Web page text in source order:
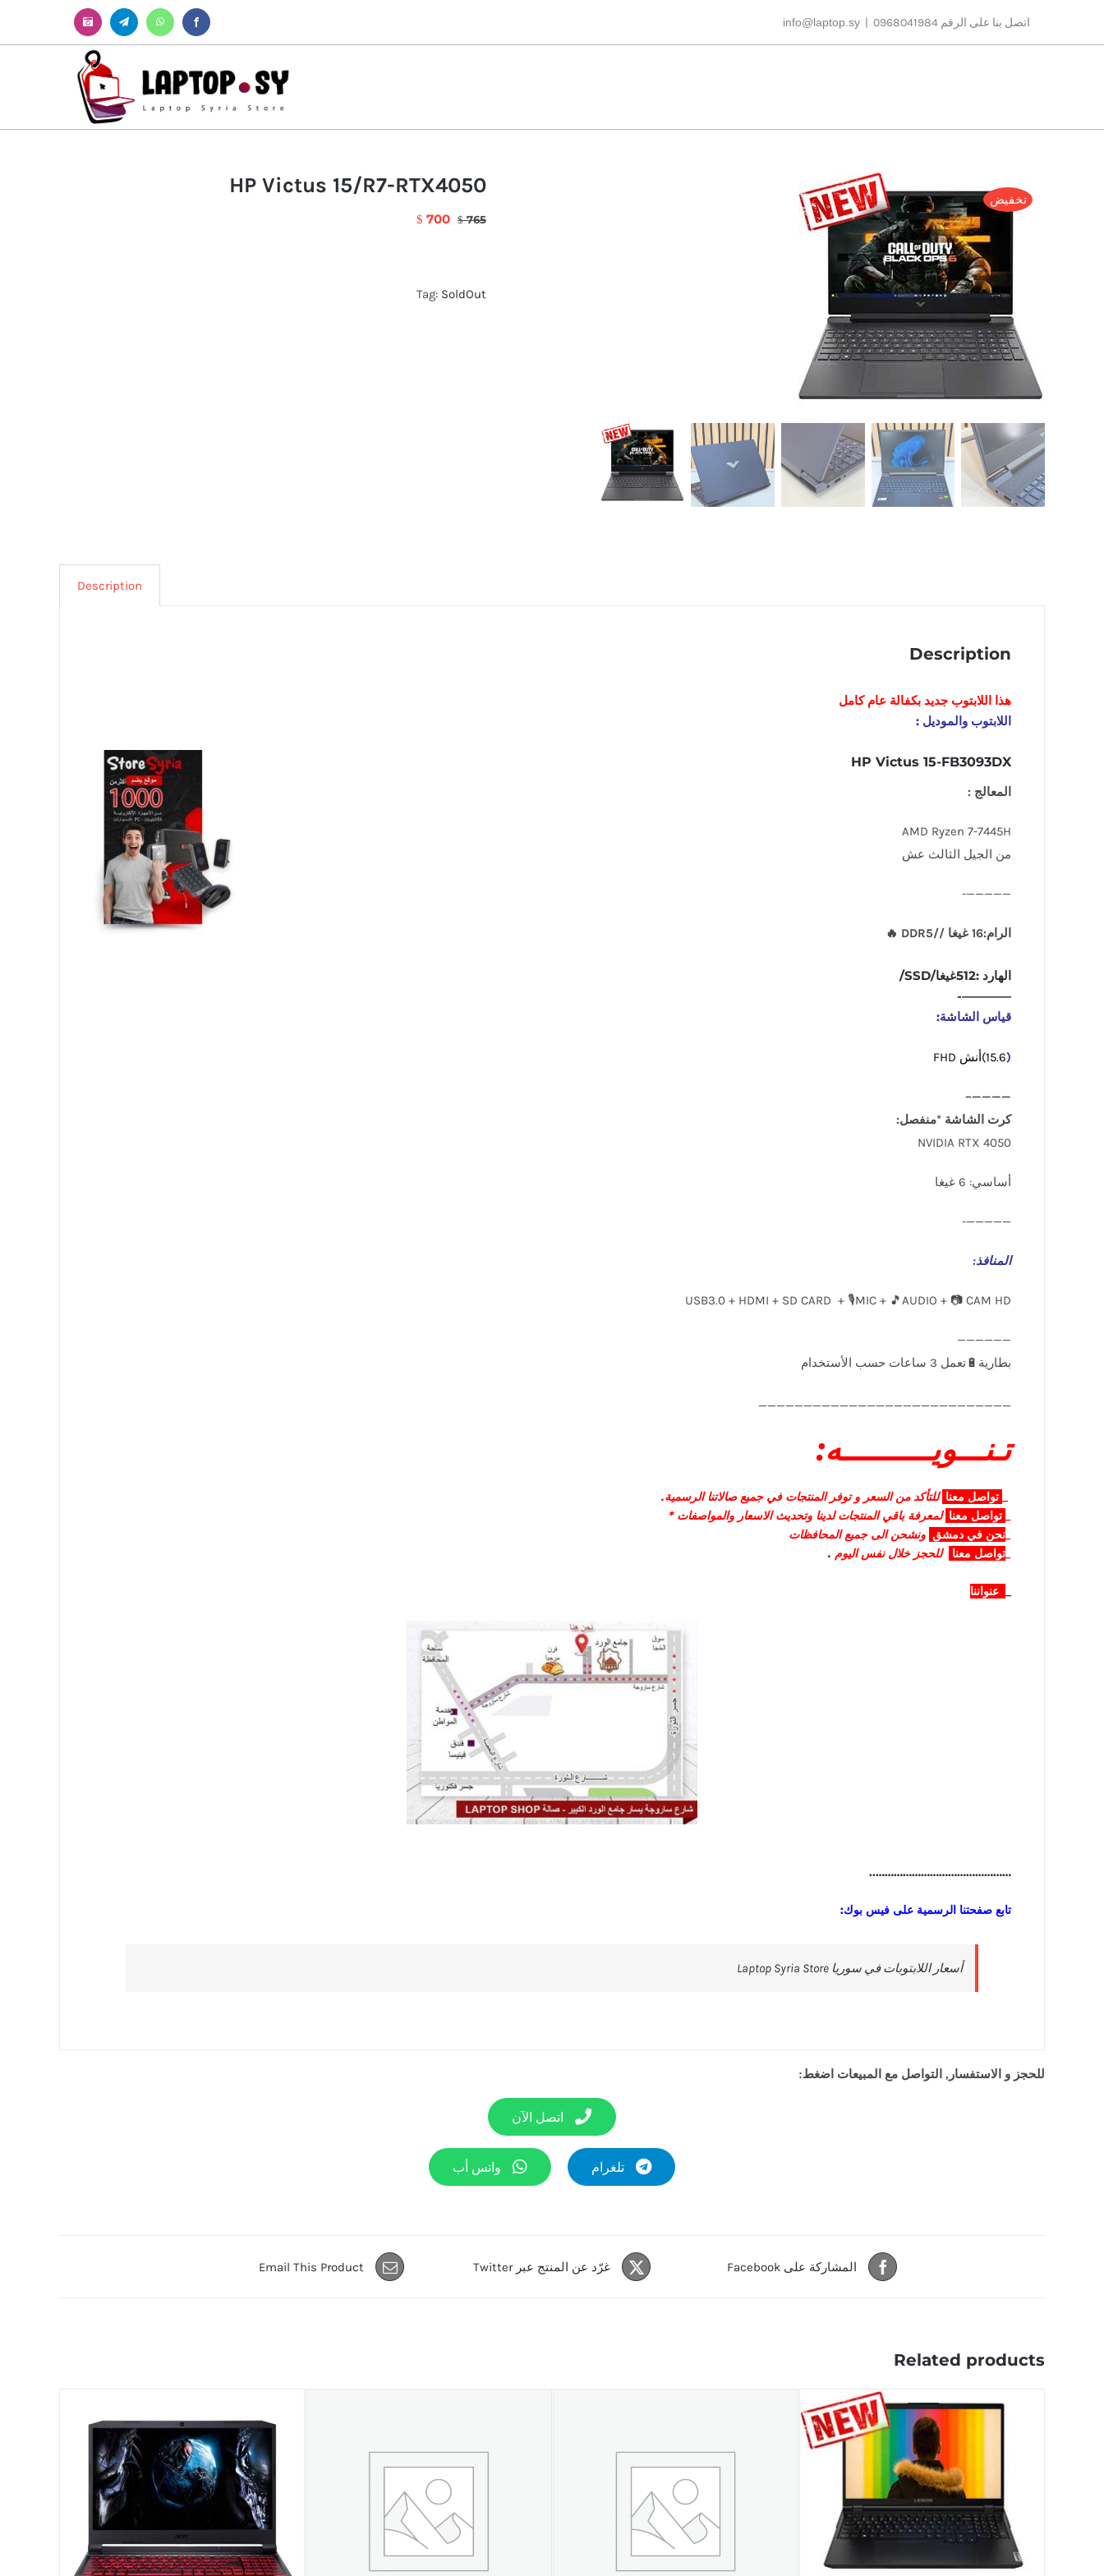
اتصل بنا على الرقم 0968041984 |
info@laptop.sy
Facebook
WhatsApp
Telegram
Instagram
تخفيض
HP Victus 15/R7-RTX4050
$765
$ 700
Tag: SoldOut
Description
Description
هذا اللابتوب جديد بكفالة عام كامل
اللابتوب والموديل :
HP Victus 15-FB3093DX
المعالج :
AMD Ryzen 7-7445H
من الجيل الثالث عش
—————-
الرام:16 غيغا //DDR5 🔥
الهارد :512غيغا/SSD/
————-
قياس الشاشة:
(15.6)أنش FHD
————–
كرت الشاشة *منفصل:
NVIDIA RTX 4050
أساسي: 6 غيغا
—————-
المنافذ:
USB3.0 + HDMI + SD CARD + 🎙️MIC + 🎵AUDIO + 📷 CAM HD
____________________________
تـنـــويــــــــــه:
تواصل معنا للتأكد من السعر و توفر المنتجات في جميع صالاتنا الرسمية.
تواصل معنا لمعرفة باقي المنتجات لدينا وتحديث الاسعار والمواصفات *
نحن في دمشق ونشحن الى جميع المحافظات
تواصل معنا للحجز خلال نفس اليوم .
عنواننا
………………………………………..
تابع صفحتنا الرسمية على فيس بوك:
للحجز و الاستفسار, التواصل مع المبيعات اضغط:
اتصل الآن
تلغرام واتس أب
المشاركة على Facebook غرّد عن المنتج عبر Twitter Email This Product
Related products